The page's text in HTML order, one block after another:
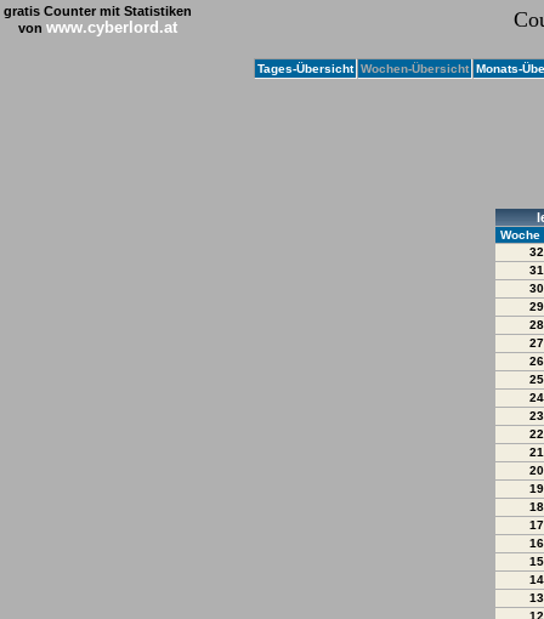
gratis Counter mit Statistiken
von www.cyberlord.at
Tages-Übersicht Wochen-Übersicht Monats-
Woche
32
31
30
29
28
27
26
25
24
23
22
21
20
19
18
17
16
15
14
13
12